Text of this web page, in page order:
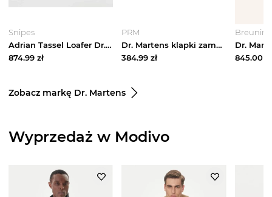
Snipes
Adrian Tassel Loafer Dr. Martens brązowy
874.99 zł
PRM
Dr. Martens klapki zamszowe ZebZag AnyWair Mule
384.99 zł 845.00zł
Zobacz markę Dr. Martens
Wyprzedaż w Modivo